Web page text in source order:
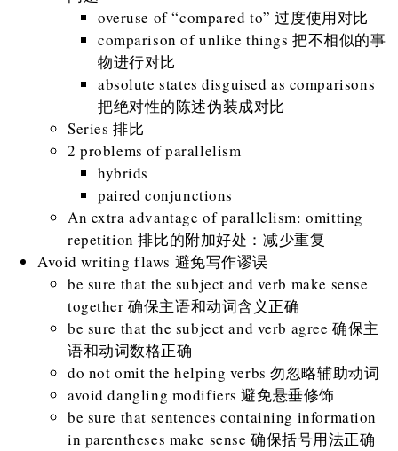
overuse of “compared to” 过度使用对比
comparison of unlike things 把不相似的事
物进行对比
absolute states disguised as comparisons
把绝对性的陈述伪装成对比
Series 排比
2 problems of parallelism
hybrids
paired conjunctions
An extra advantage of parallelism: omitting
repetition 排比的附加好处：减少重复
Avoid writing flaws 避免写作谬误
be sure that the subject and verb make sense
together 确保主语和动词含义正确
be sure that the subject and verb agree 确保主
语和动词数格正确
do not omit the helping verbs 勿忽略辅助动词
avoid dangling modifiers 避免悬垂修饰
be sure that sentences containing information
in parentheses make sense 确保括号用法正确